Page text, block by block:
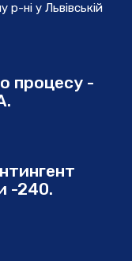
ні у Львівській
процесу -
-240.